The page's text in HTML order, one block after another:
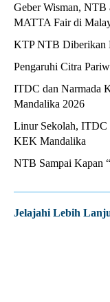
Geber Wisman, NTB
MATTA Fair di
KTP NTB Diberikan
Pengaruhi Citra
ITDC dan Narmada
Mandalika 2026
Linur Sekolah, ITDC
KEK Mandalika
NTB Sampai Kapan
Jelajahi Lebih